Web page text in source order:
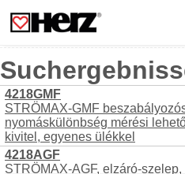
4218GMF
STRÖMAX-GMF
nyomáskülönbség mérési
kivitel, egyenes ülékkel
4218AGF
STRÖMAX-AGF, elzáró-